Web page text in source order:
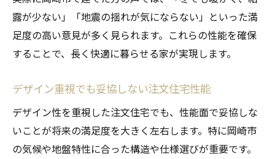
露が少ない」「地震の揺れが気にならない」といった満
足度の高い意見が多く見られます。これらの性能を確保
することで、長く快適に暮らせる家が実現します。
デザイン重視でも妥協しない注文住宅性能
デザイン性を重視した注文住宅でも、性能面で妥協しな
いことが将来の満足度を大きく左右します。特に岡崎市
の気候や地盤特性に合った構造や仕様選びが重要です。